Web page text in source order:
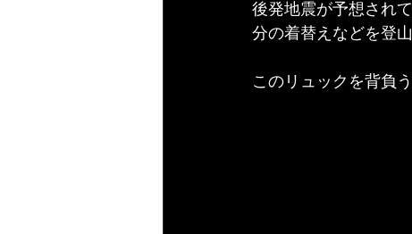
後発地震が予想され
分の着替えなどを登
このリュックを背負